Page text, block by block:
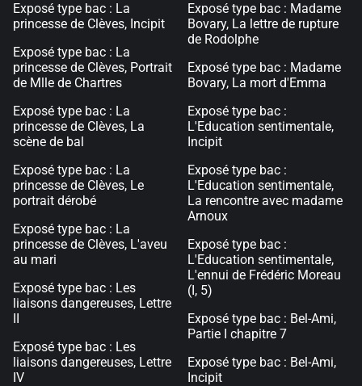
Exposé type bac : La
princesse de Clèves, Incipit
Exposé type bac : La
princesse de Clèves, Portrait
de Mlle de Chartres
Exposé type bac : La
princesse de Clèves, La
scène de bal
Exposé type bac : La
princesse de Clèves, Le
portrait dérobé
Exposé type bac : La
princesse de Clèves, L'aveu
au mari
Exposé type bac : Les
liaisons dangereuses, Lettre
II
Exposé type bac : Les
liaisons dangereuses, Lettre
IV
Exposé type bac : Madame
Bovary, La lettre de rupture
de Rodolphe
Exposé type bac : Madame
Bovary, La mort d'Emma
Exposé type bac :
L'Education sentimentale,
Incipit
Exposé type bac :
L'Education sentimentale,
La rencontre avec madame
Arnoux
Exposé type bac :
L'Education sentimentale,
L'ennui de Frédéric Moreau
(I, 5)
Exposé type bac : Bel-Ami,
Partie I chapitre 7
Exposé type bac : Bel-Ami,
Incipit